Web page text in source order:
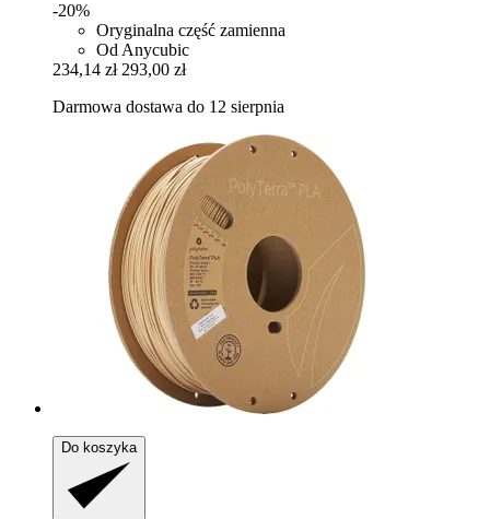
-20%
Oryginalna część zamienna
Od Anycubic
234,14 zł 293,00 zł
Darmowa dostawa do 12 sierpnia
Do koszyka